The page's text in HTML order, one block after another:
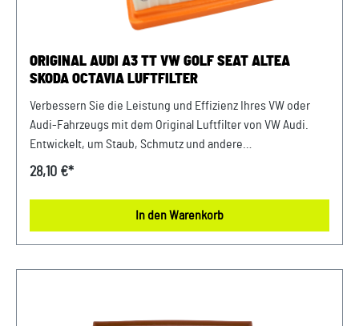
gewünschte Artikel zum Fahrzeug passt.
ORIGINAL AUDI A3 TT VW GOLF SEAT ALTEA
SKODA OCTAVIA LUFTFILTER
Verbessern Sie die Leistung und Effizienz Ihres VW oder
Audi-Fahrzeugs mit dem Original Luftfilter von VW Audi.
Entwickelt, um Staub, Schmutz und andere
Verunreinigungen fernzuhalten, sorgt dieser Luftfilter für
und hochwertigen Materialien gewährleistet er eine lange
Lebensdauer und zuverlässige Leistung. Halten Sie Ihren
Škoda Modellen Unser Service für Sie: Um Fehlkäufe zu
28,10 €*
In den Warenkorb